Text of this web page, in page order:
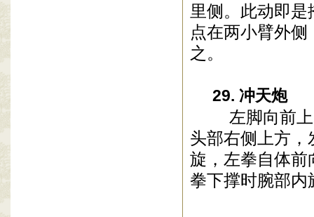
里侧。此动即
点在两小臂外
之。
29. 冲天炮
左脚向前上步
头部右侧上方
旋，左拳自体前
拳下撑时腕部